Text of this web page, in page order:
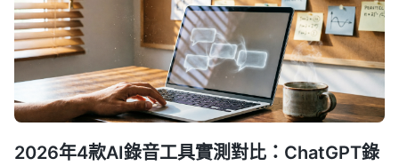
2026年4款AI錄音工具實測對比：ChatGPT錄